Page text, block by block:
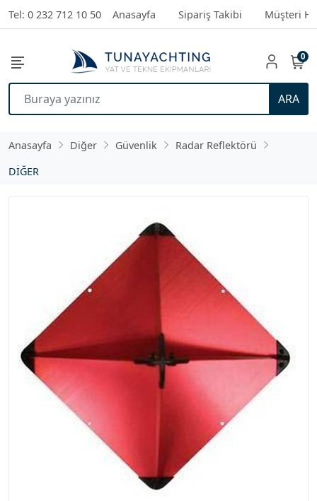
Tel: 0 232 712 10 50 Anasayfa Sipariş Takibi Müşteri
ARA
0
Anasayfa Diğer Güvenlik
Radar Reflektörü
DİĞER